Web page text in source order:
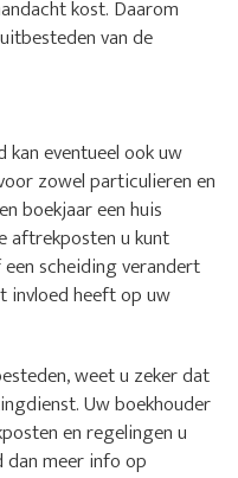
kost. Daarom
van de
eventueel ook uw
zowel particulieren en
boekjaar een huis
aftrekposten u kunt
scheiding verandert
invloed heeft op uw
weet u zeker dat
Uw boekhouder
en regelingen u
dan meer info op